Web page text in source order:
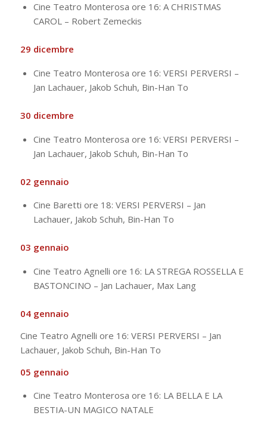
Cine Teatro Monterosa ore 16: A CHRISTMAS
CAROL – Robert Zemeckis
29 dicembre
Cine Teatro Monterosa ore 16: VERSI PERVERSI –
Jan Lachauer, Jakob Schuh, Bin-Han To
30 dicembre
Cine Teatro Monterosa ore 16: VERSI PERVERSI –
Jan Lachauer, Jakob Schuh, Bin-Han To
02 gennaio
Cine Baretti ore 18: VERSI PERVERSI – Jan
Lachauer, Jakob Schuh, Bin-Han To
03 gennaio
Cine Teatro Agnelli ore 16: LA STREGA ROSSELLA E
BASTONCINO – Jan Lachauer, Max Lang
04 gennaio
Cine Teatro Agnelli ore 16: VERSI PERVERSI – Jan
Lachauer, Jakob Schuh, Bin-Han To
05 gennaio
Cine Teatro Monterosa ore 16: LA BELLA E LA
BESTIA-UN MAGICO NATALE